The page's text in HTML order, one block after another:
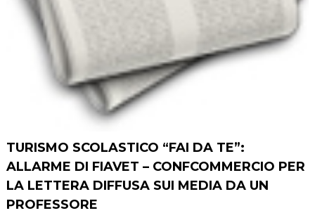
TURISMO SCOLASTICO “FAI DA TE”:
ALLARME DI FIAVET – CONFCOMMERCIO PER
LA LETTERA DIFFUSA SUI MEDIA DA UN
PROFESSORE